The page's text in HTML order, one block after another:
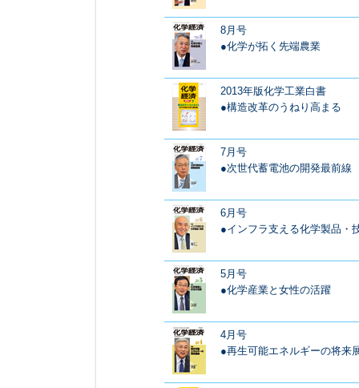
8月号
●化学が拓く先端農業
2013年版化学工業白書
●構造改革のうねり高まる
7月号
●次世代蓄電池の開発最前線
6月号
●インフラ支える化学製品・
5月号
●化学産業と女性の活躍
4月号
●再生可能エネルギーの将来